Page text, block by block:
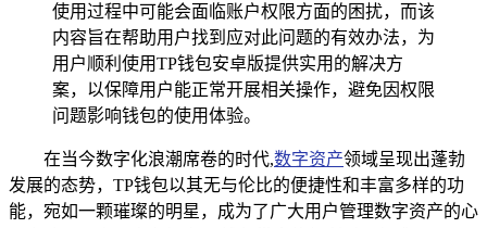
使用过程中可能会面临账户权限方面的困扰，而该
内容旨在帮助用户找到应对此问题的有效办法，为
用户顺利使用TP钱包安卓版提供实用的解决方
案，以保障用户能正常开展相关操作，避免因权限
问题影响钱包的使用体验。
在当今数字化浪潮席卷的时代,数字资产领域呈现出蓬勃
发展的态势，TP钱包以其无与伦比的便捷性和丰富多样的功
能，宛如一颗璀璨的明星，成为了广大用户管理数字资产的心